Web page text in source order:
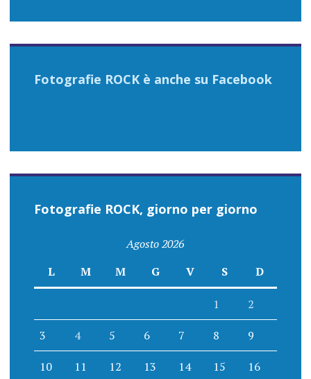
Fotografie ROCK è anche su Facebook
Fotografie ROCK, giorno per giorno
Agosto 2026
L
M M G V S D
1 2
3 4 5 6 7 8 9
10 11 12 13 14 15 16